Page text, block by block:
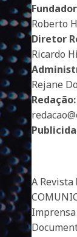
Roberto
Diretor
Ricardo
Rejane
Redação:
A Revista